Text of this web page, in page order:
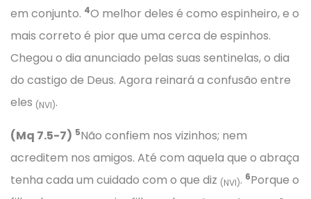
em conjunto. 4O melhor deles é como espinheiro, e o
mais correto é pior que uma cerca de espinhos.
Chegou o dia anunciado pelas suas sentinelas, o dia
do castigo de Deus. Agora reinará a confusão entre
eles (NVI).
(Mq 7.5-7) 5Não confiem nos vizinhos; nem
acreditem nos amigos. Até com aquela que o abraça
tenha cada um cuidado com o que diz (NVI). 6Porque o